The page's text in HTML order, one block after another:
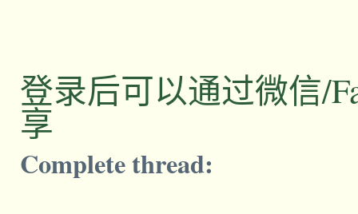
登录后可以通过微信/
享
Complete thread: